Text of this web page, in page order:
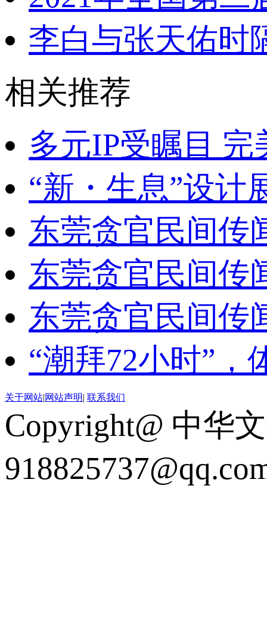
李白与张天佑时
相关推荐
多元IP受瞩目
“新・生息”设
东莞贪官民间传
东莞贪官民间传
东莞贪官民间传
“潮拜72小时”，
关于网站|网站声明| 联系我们
Copyright@ 中